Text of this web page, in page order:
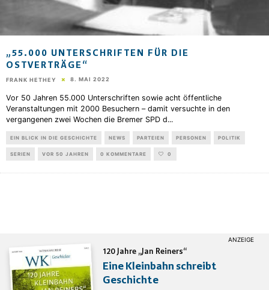
„55.000 UNTERSCHRIFTEN FÜR DIE
OSTVERTRÄGE“
FRANK HETHEY 8. MAI 2022
Vor 50 Jahren 55.000 Unterschriften sowie acht öffentliche
Veranstaltungen mit 2000 Besuchern – damit versuchte in den
vergangenen zwei Wochen die Bremer SPD d...
EIN BLICK IN DIE GESCHICHTE NEWS PARTEIEN PERSONEN POLITIK
SERIEN VOR 50 JAHREN 0 KOMMENTARE 0
120 Jahre „Jan Reiners“
Eine Kleinbahn schreibt
Geschichte